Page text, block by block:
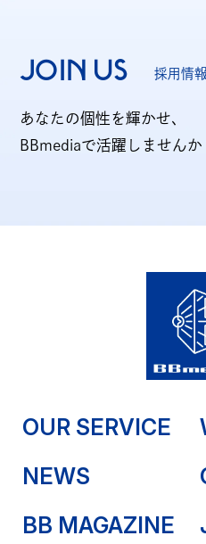
JOIN US 採用情報
あなたの個性を輝かせ、
BBmediaで活躍しませんか
OUR SERVICE
NEWS
BB MAGAZINE